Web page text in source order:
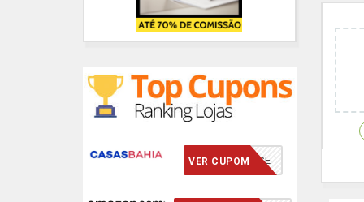
VCMERECE
VER CUPOM